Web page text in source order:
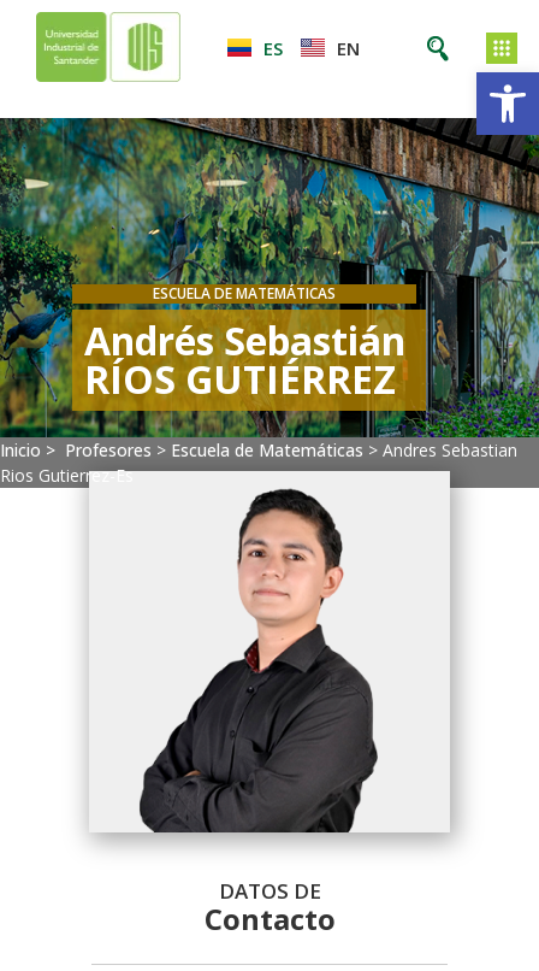
ES EN
Inicio > Profesores > Escuela de Matemáticas > Andres Sebastian
Rios Gutierrez-Es
ESCUELA DE MATEMÁTICAS
Andrés Sebastián
RÍOS GUTIÉRREZ
DATOS DE
Contacto